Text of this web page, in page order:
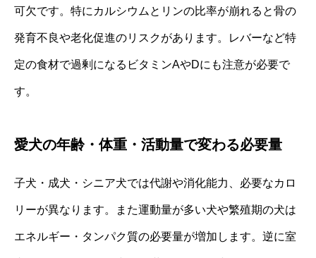
可欠です。特にカルシウムとリンの比率が崩れると骨の
発育不良や老化促進のリスクがあります。レバーなど特
定の食材で過剰になるビタミンAやDにも注意が必要で
す。
愛犬の年齢・体重・活動量で変わる必要量
子犬・成犬・シニア犬では代謝や消化能力、必要なカロ
リーが異なります。また運動量が多い犬や繁殖期の犬は
エネルギー・タンパク質の必要量が増加します。逆に室